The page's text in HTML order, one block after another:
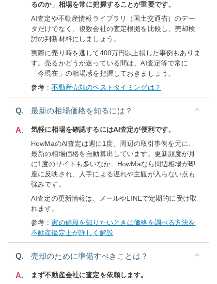
るのか」相場を常に把握することが重要です。
AI査定や不動産情報ライブラリ（国土交通省）のデー
タだけでなく、複数会社の査定根拠を比較し、売却検
討の判断材料にしましょう。
実際に売り時を逃して400万円以上損した事例もありま
す。売るかどうか迷っている間は、AI査定等で常に
「今現在」の相場感を把握しておきましょう。
参考：不動産売却のベストタイミングは？
Q. 最新の相場価格を知るには？
A.
気軽に相場を確認するにはAI査定が便利です。
HowMaのAI査定は週に1度、周辺の取引事例を元に、
最新の相場価格を自動算出しています。更新頻度が月
に1度のサイトも多いなか、HowMaなら周辺相場が即
座に反映され、人手による遅れや主観が入らない点も
強みです。
AI査定の更新情報は、メールやLINEで定期的に受け取
れます。
参考：家の値段を知りたいときに価格を調べる方法を
不動産鑑定士が詳しく解説
Q. 売却のために準備すべきことは？
A.
まず不動産会社に査定を依頼します。